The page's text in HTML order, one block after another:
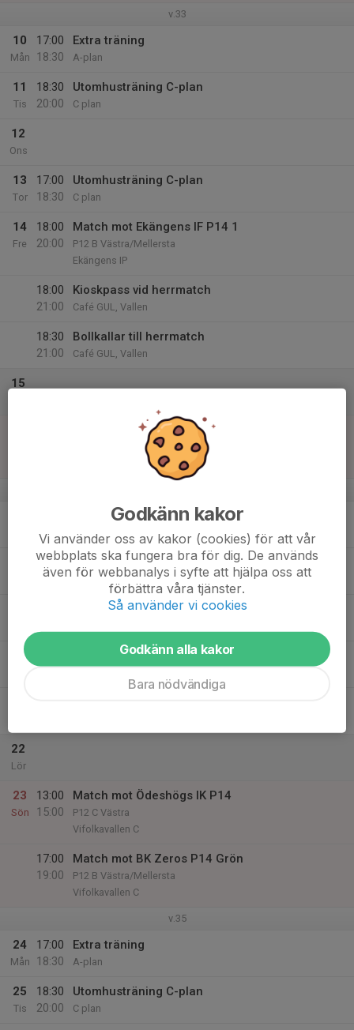
v.33
10
Mån
17:00
18:30
Extra träning
A-plan
11
Tis
18:30
20:00
Utomhusträning C-plan
C plan
12
Ons
13
Tor
17:00
18:30
Utomhusträning C-plan
C plan
14
Fre
18:00
20:00
Match mot Ekängens IF P14 1
P12 B Västra/Mellersta
Ekängens IP
18:00
21:00
Kioskpass vid herrmatch
Café GUL, Vallen
18:30
21:00
Bollkallar till herrmatch
Café GUL, Vallen
15
Match mot Mjölby Södra IF P14
18:30
Extra träning
A-plan
18:30
20:00
Utomhusträning C-plan
C plan
20 Utomhusträning C-plan
22
Lör
23
Sön
13:00
15:00
Match mot Ödeshögs IK P14
P12 C Västra
Vifolkavallen C
17:00
19:00
Match mot BK Zeros P14 Grön
P12 B Västra/Mellersta
Vifolkavallen C
v.35
24
Mån
17:00
18:30
Extra träning
A-plan
25
Tis
18:30
20:00
Utomhusträning C-plan
C plan
Godkänn kakor
Vi använder oss av kakor (cookies) för att vår
webbplats ska fungera bra för dig. De används
även för webbanalys i syfte att hjälpa oss att
förbättra våra tjänster.
Så använder vi cookies
Godkänn alla kakor
Bara nödvändiga